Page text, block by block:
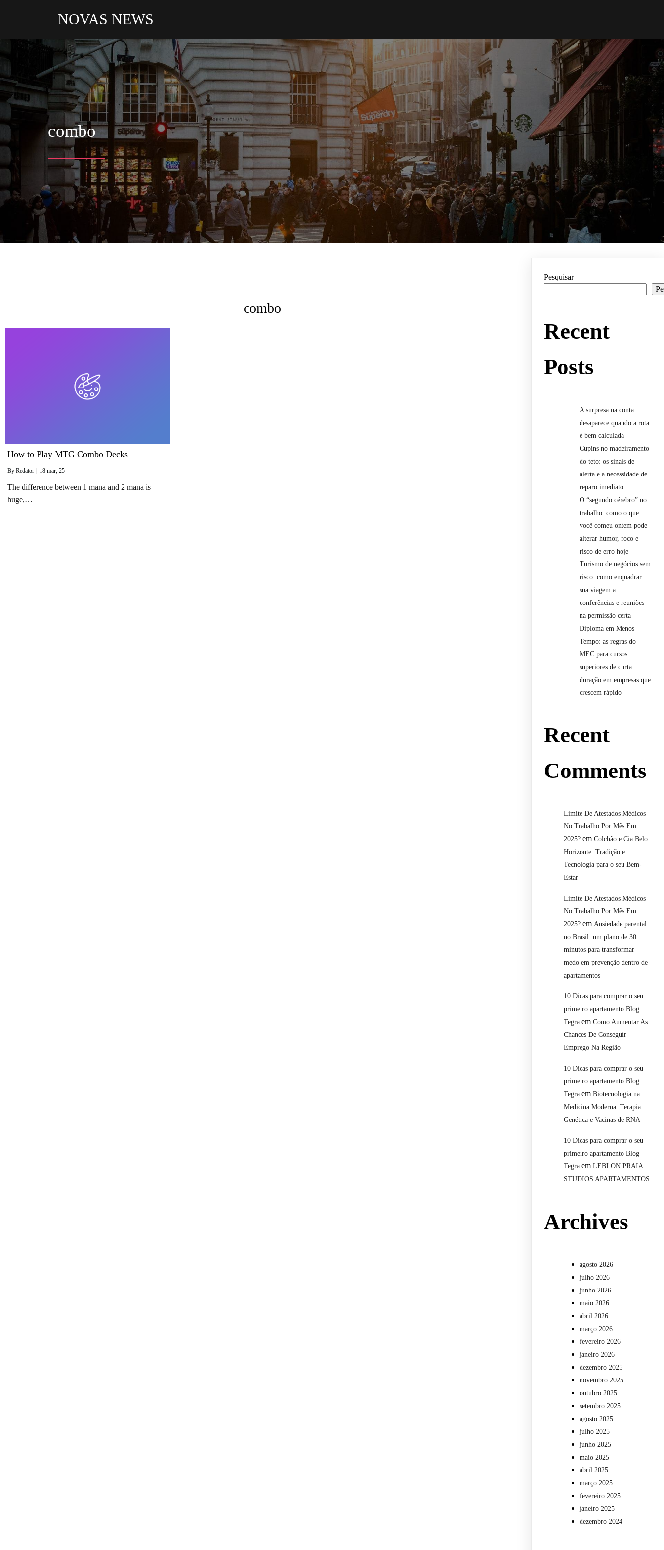
NOVAS NEWS
combo
combo
How to Play MTG Combo Decks
By Redator | 18 mar , 25
The difference between 1 mana and 2 mana is
huge,…
Pesquisar
Recent
Posts
A surpresa na conta
desaparece quando a rota
é bem calculada
Cupins no madeiramento
do teto: os sinais de
alerta e a necessidade de
reparo imediato
O “segundo cérebro” no
trabalho: como o que
você comeu ontem pode
alterar humor, foco e
risco de erro hoje
Turismo de negócios sem
risco: como enquadrar
sua viagem a
conferências e reuniões
na permissão certa
Diploma em Menos
Tempo: as regras do
MEC para cursos
superiores de curta
duração em empresas que
crescem rápido
Recent
Comments
Limite De Atestados Médicos
No Trabalho Por Mês Em
2025? emColchão e Cia Belo
Horizonte: Tradição e
Tecnologia para o seu Bem-
Estar
Limite De Atestados Médicos
No Trabalho Por Mês Em
2025? em Ansiedade parental
no Brasil: um plano de 30
minutos para transformar
medo em prevenção dentro de
apartamentos
10 Dicas para comprar o seu
primeiro apartamento Blog
Tegra emComo Aumentar As
Chances De Conseguir
Emprego Na Região
10 Dicas para comprar o seu
primeiro apartamento Blog
Tegra emBiotecnologia na
Medicina Moderna: Terapia
Genética e Vacinas de RNA
10 Dicas para comprar o seu
primeiro apartamento Blog
Tegra emLEBLON PRAIA
STUDIOS APARTAMENTOS
Archives
agosto 2026
julho 2026
junho 2026
maio 2026
abril 2026
março 2026
fevereiro 2026
janeiro 2026
dezembro 2025
novembro 2025
outubro 2025
setembro 2025
agosto 2025
julho 2025
junho 2025
maio 2025
abril 2025
março 2025
fevereiro 2025
janeiro 2025
dezembro 2024